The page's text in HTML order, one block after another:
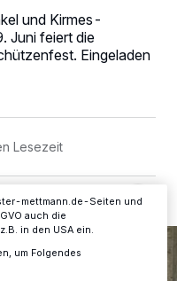
und Kirmes-
Juni feiert die
Eingeladen
Lesezeit
greifen auf
oder eindeutige
von OK aktivieren Sie
und unsere Partner
aufgeführten
der Webseite klicken.
mettmann.de-Seiten und
auch die
in den USA ein.
um Folgendes